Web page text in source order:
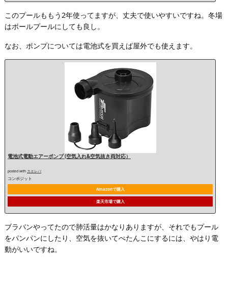
このプールももう2年使ってますが、丈夫で使いやすいですね。冬場
はボールプールにしても良し。
なお、ポンプについては電池式を買えば屋外でも使えます。
電池式電動エアーポンプ (空気入れ&空気抜き両対応）
posted with カエレバ
コンポジット
Amazonで購入
楽天市場で購入
ブラバンやってたので肺活量はかなりありますが、それでもプール
をパンパンにしたり、空気を抜いてぺたんこにするには、やはり電
動がいいですね。